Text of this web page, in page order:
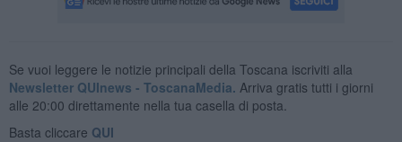
Se vuoi leggere le notizie principali della Toscana iscriviti alla
Newsletter QUInews - ToscanaMedia. Arriva gratis tutti i giorni
alle 20:00 direttamente nella tua casella di posta.
Basta cliccare QUI